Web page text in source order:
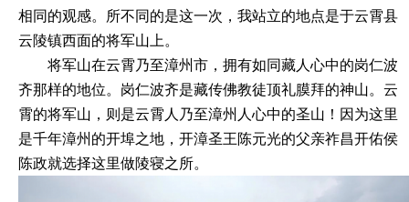
相同的观感。所不同的是这一次，我站立的地点是于云霄县
云陵镇西面的将军山上。
将军山在云霄乃至漳州市，拥有如同藏人心中的岗仁波
齐那样的地位。岗仁波齐是藏传佛教徒顶礼膜拜的神山。云
霄的将军山，则是云霄人乃至漳州人心中的圣山！因为这里
是千年漳州的开埠之地，开漳圣王陈元光的父亲祚昌开佑侯
陈政就选择这里做陵寝之所。